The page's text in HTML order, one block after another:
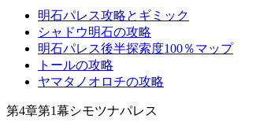
明石パレス攻略とギミック
シャドウ明石の攻略
明石パレス後半探索度100％マップ
トールの攻略
ヤマタノオロチの攻略
第4章第1幕シモツナパレス